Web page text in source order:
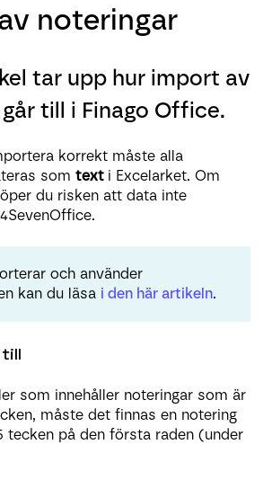
noteringar
tar upp hur import av
till i Finago Office.
korrekt måste alla
som text i Excelarket. Om
du risken att data inte
och använder
kan du läsa i den här artikeln.
som innehåller noteringar som är
måste det finnas en notering
tecken på den första raden (under